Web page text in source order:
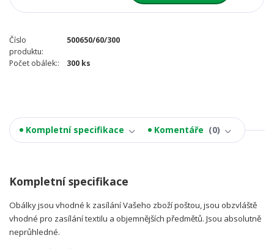
Číslo
produktu:
500650/60/300
Počet obálek:: 300 ks
Kompletní specifikace Komentáře 0
Kompletní specifikace
Obálky jsou vhodné k zasílání Vašeho zboží poštou, jsou obzvláště
vhodné pro zasílání textilu a objemnějších předmětů. Jsou absolutně
neprůhledné.